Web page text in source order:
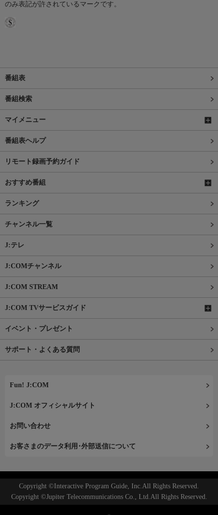
のみ表記が許されているマークです。
番組表
番組検索
マイメニュー
番組表ヘルプ
リモート録画予約ガイド
おすすめ番組
ランキング
チャンネル一覧
J:テレ
J:COMチャンネル
J:COM STREAM
J:COM TVサービスガイド
イベント・プレゼント
サポート・よくある質問
Fun! J:COM
J:COM オフィシャルサイト
お問い合わせ
お客さまのデータ利用･外部送信について
Copyright ©Interactive Program Guide, Inc.All Rights Reserved.
Copyright ©Jupiter Telecommunications Co., Ltd.All Rights Reserved.